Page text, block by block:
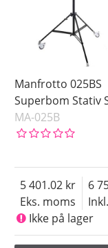
Manfrotto 025BS
Superbom Stativ
MA-025B
Eks. moms
5 401.02
6
Ikke på lager